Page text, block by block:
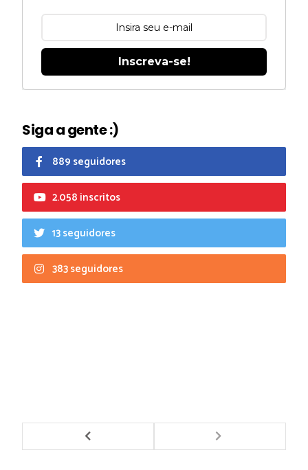
Inscreva-se!
Siga a gente :)
889 seguidores
2.058 inscritos
13 seguidores
383 seguidores